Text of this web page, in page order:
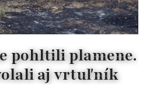
pohltili plamene.
aj vrtuľník